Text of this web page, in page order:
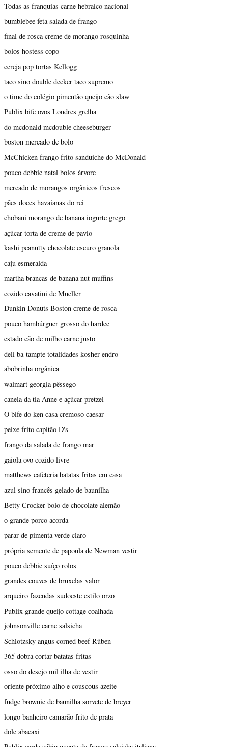
Todas as franquias carne hebraico nacional
bumblebee feta salada de frango
final de rosca creme de morango rosquinha
bolos hostess copo
cereja pop tortas Kellogg
taco sino double decker taco supremo
o time do colégio pimentão queijo cão slaw
Publix bife ovos Londres grelha
do mcdonald mcdouble cheeseburger
boston mercado de bolo
McChicken frango frito sanduíche do McDonald
pouco debbie natal bolos árvore
mercado de morangos orgânicos frescos
pães doces havaianas do rei
chobani morango de banana iogurte grego
açúcar torta de creme de pavio
kashi peanutty chocolate escuro granola
caju esmeralda
martha brancas de banana nut muffins
cozido cavatini de Mueller
Dunkin Donuts Boston creme de rosca
pouco hambúrguer grosso do hardee
estado cão de milho carne justo
deli ba-tampte totalidades kosher endro
abobrinha orgânica
walmart georgia pêssego
canela da tia Anne e açúcar pretzel
O bife do ken casa cremoso caesar
peixe frito capitão D's
frango da salada de frango mar
gaiola ovo cozido livre
matthews cafeteria batatas fritas em casa
azul sino francês gelado de baunilha
Betty Crocker bolo de chocolate alemão
o grande porco acorda
parar de pimenta verde claro
própria semente de papoula de Newman vestir
pouco debbie suíço rolos
grandes couves de bruxelas valor
arqueiro fazendas sudoeste estilo orzo
Publix grande queijo cottage coalhada
johnsonville carne salsicha
Schlotzsky angus corned beef Rúben
365 dobra cortar batatas fritas
osso do desejo mil ilha de vestir
oriente próximo alho e couscous azeite
fudge brownie de baunilha sorvete de breyer
longo banheiro camarão frito de prata
dole abacaxi